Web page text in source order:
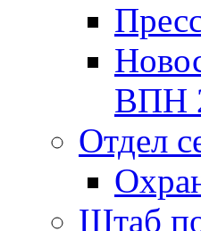
ВПН
Отдел
Штаб